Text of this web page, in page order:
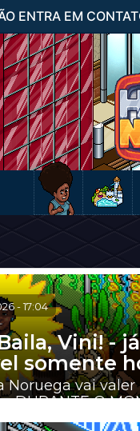
ENTRA EM
-17:04
Vini! - já
somente
Noruega vai
DURANTE O